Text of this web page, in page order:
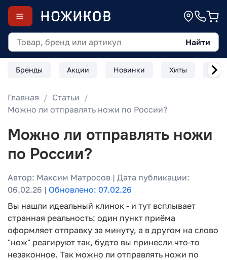
Найти
Бренды Акции Новинки Хиты
Главная
Статьи
Можно ли отправлять ножи по России?
Можно ли отправлять ножи
по России?
Автор: Максим Матросов | Дата публикации:
06.02.26 | Обновлено: 07.02.26
Вы нашли идеальный клинок - и тут всплывает
странная реальность: один пункт приёма
оформляет отправку за минуту, а в другом на слово
"нож" реагируют так, будто вы принесли что-то
незаконное. Так можно ли отправлять ножи по